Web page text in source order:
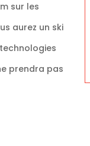
sur les
aurez un ski
prendra pas